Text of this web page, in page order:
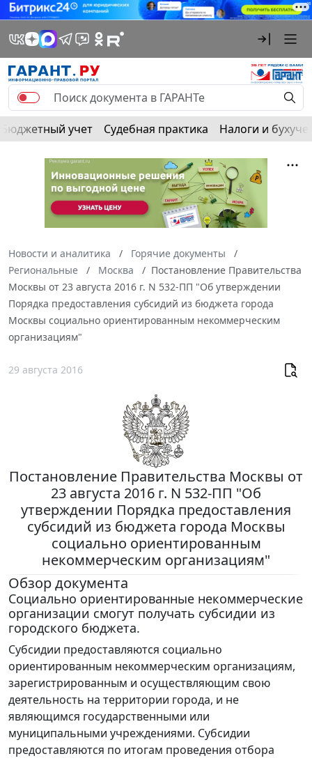
Бюджетный учет Судебная практика Налоги и
Новости и аналитика
Горячие документы
Региональные
Москва
Постановление Правительства
Москвы от 23 августа 2016 г. N 532-ПП "Об утверждении
Порядка предоставления субсидий из бюджета города
Москвы социально ориентированным некоммерческим
организациям"
29 августа 2016
Постановление Правительства Москвы от
23 августа 2016 г. N 532-ПП "Об
утверждении Порядка предоставления
субсидий из бюджета города Москвы
социально ориентированным
некоммерческим организациям"
Обзор документа
Социально ориентированные некоммерческие
организации смогут получать субсидии из
городского бюджета.
Субсидии предоставляются социально
ориентированным некоммерческим организациям,
зарегистрированным и осуществляющим свою
деятельность на территории города, и не
являющимся государственными или
муниципальными учреждениями. Субсидии
предоставляются по итогам проведения отбора